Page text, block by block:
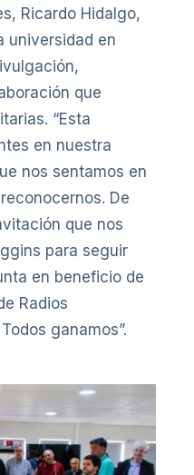
Ricardo Hidalgo,
universidad en
que
“Esta
en nuestra
nos sentamos en
De
que nos
para seguir
en beneficio de
Radios
ganamos”.